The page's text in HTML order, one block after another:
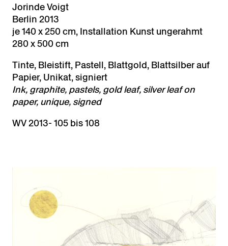
Jorinde Voigt
Berlin 2013
je 140 x 250 cm, Installation Kunst ungerahmt
280 x 500 cm
Tinte, Bleistift, Pastell, Blattgold, Blattsilber auf
Papier, Unikat, signiert
Ink, graphite, pastels, gold leaf, silver leaf on
paper, unique, signed
WV 2013- 105 bis 108